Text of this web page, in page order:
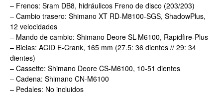
– Frenos: Sram DB8, hidráulicos Freno de disco (203/203)
– Cambio trasero: Shimano XT RD-M8100-SGS, ShadowPlus,
12 velocidades
– Mando de cambio: Shimano Deore SL-M6100, Rapidfire-Plus
– Bielas: ACID E-Crank, 165 mm (27.5: 36 dientes // 29: 34
dientes)
– Cassette: Shimano Deore CS-M6100, 10-51 dientes
– Cadena: Shimano CN-M6100
– Pedales: No incluidos